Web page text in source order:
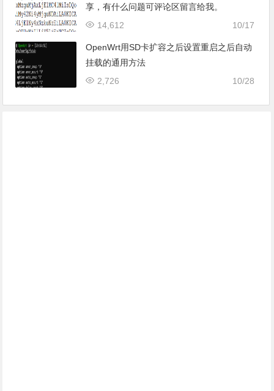
享，有什么问题可评论区留言给我。
10/17
14,612
OpenWrt用SD卡扩容之后设置重启之后自动
挂载的通用方法
10/28
2,726